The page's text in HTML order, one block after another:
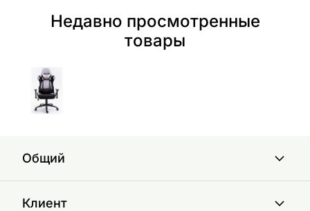
Недавно просмотренные
товары
Общий
Клиент